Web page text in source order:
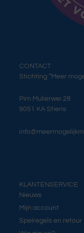
CONTACT
Stichting “Meer
Pim Mulierwei 28
9051 KA Stiens
KLANTENSERVICE
Nieuws
Mijn account
Spelregels en retour